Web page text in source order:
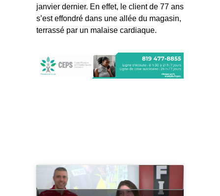
janvier dernier. En effet, le client de 77 ans
s’est effondré dans une allée du magasin,
terrassé par un malaise cardiaque.